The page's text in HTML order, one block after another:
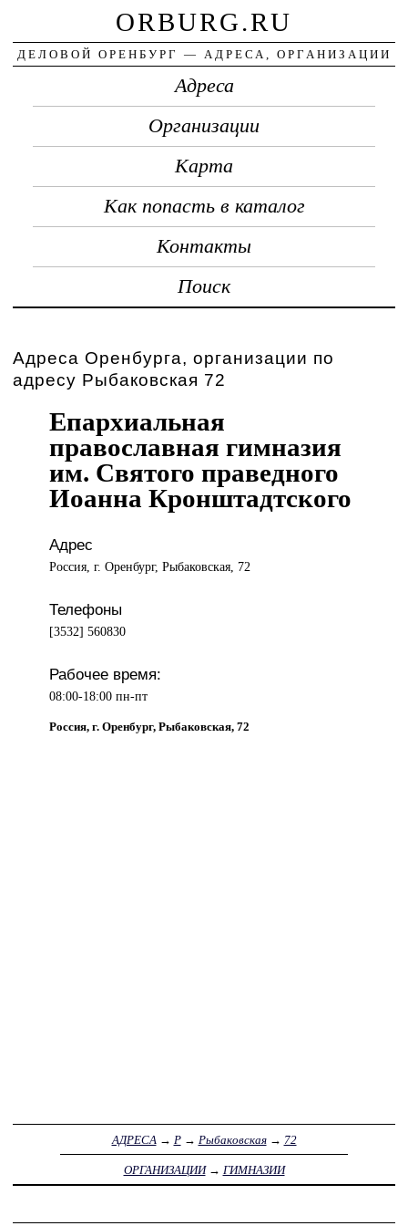
ORBURG.RU
ДЕЛОВОЙ ОРЕНБУРГ — АДРЕСА, ОРГАНИЗАЦИИ
Адреса
Организации
Карта
Как попасть в каталог
Контакты
Поиск
Адреса Оренбурга, организации по
адресу Рыбаковская 72
Епархиальная
православная гимназия
им. Святого праведного
Иоанна Кронштадтского
Адрес
Россия, г. Оренбург, Рыбаковская, 72
Телефоны
[3532] 560830
Рабочее время:
08:00-18:00 пн-пт
Россия, г. Оренбург, Рыбаковская, 72
АДРЕСА → Р→ Рыбаковская→ 72
ОРГАНИЗАЦИИ→ ГИМНАЗИИ